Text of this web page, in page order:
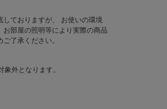
ておりますが、 お使いの環境
お部屋の照明等により実際の商品
了承ください。
外となります。